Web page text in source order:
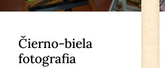
Čierno-biela
fotografia